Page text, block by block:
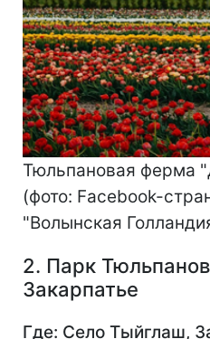
Тюльпановая ферма
(фото: Facebook-
"Волынская
2. Парк
Закарпатье
Где: Село Тыйглаш,